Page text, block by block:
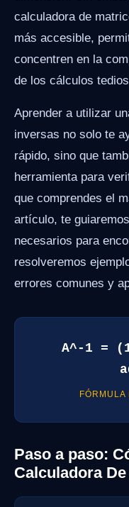
calculadora de
más accesible,
concentren en la
de los cálculos
Aprender a utilizar
inversas no solo te
rápido, sino que
herramienta para
que comprendes el
artículo, te
necesarios para
resolveremos
errores comunes y
A^-1 =
Paso a paso:
Calculadora